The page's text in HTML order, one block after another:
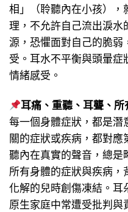
相」（聆聽內在小孩）
理，不允許自己流出淚
源，恐懼面對自己的脆
受。耳水不平衡與頭暈
情緒感受。
耳痛、重聽、耳聾、
每一個身體症狀，都是
關的症狀或疾病，都對
聽內在真實的聲音，總是
所有身體的症狀與疾病
化解的兒時創傷凍結。
原生家庭中常遭受批判與